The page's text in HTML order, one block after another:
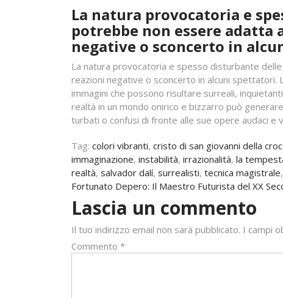
La natura provocatoria e
potrebbe non essere
negative o sconcerto in
La natura provocatoria e spesso disturbante
reazioni negative o sconcerto in alcuni spettatori.
immagini che possono risultare surreali,
realtà in un mondo onirico e bizzarro può
turbati o confusi di fronte alle sue opere audaci e
Tag: colori vibranti, cristo di san giovanni della
immaginazione, instabilità, irrazionalità, la
realtà, salvador dalí, surrealisti, tecnica magistrale,
Navigazione
articoli
Fortunato Depero: Il Maestro Futurista del XX
Lascia un commento
Il tuo indirizzo email non sarà pubblicato. I campi
Commento *